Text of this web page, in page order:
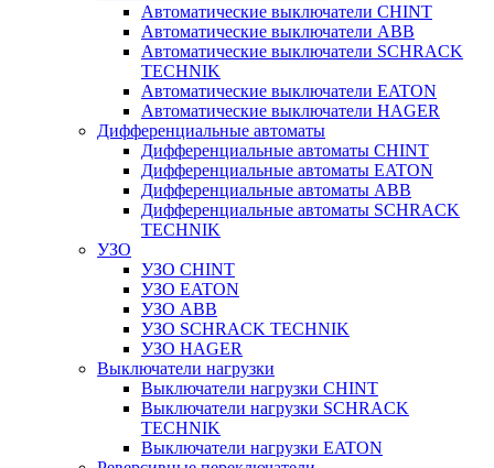
Автоматические выключатели CHINT
Автоматические выключатели ABB
Автоматические выключатели SCHRACK
TECHNIK
Автоматические выключатели EATON
Автоматические выключатели HAGER
Дифференциальные автоматы
Дифференциальные автоматы CHINT
Дифференциальные автоматы EATON
Дифференциальные автоматы ABB
Дифференциальные автоматы SCHRACK
TECHNIK
УЗО
УЗО CHINT
УЗО EATON
УЗО ABB
УЗО SCHRACK TECHNIK
УЗО HAGER
Выключатели нагрузки
Выключатели нагрузки CHINT
Выключатели нагрузки SCHRACK
TECHNIK
Выключатели нагрузки EATON